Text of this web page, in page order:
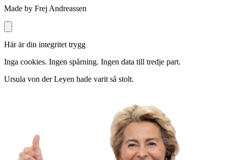
Made by Frej Andreassen
Här är din integritet trygg
Inga cookies. Ingen spårning. Ingen data till tredje part.
Ursula von der Leyen hade varit så stolt.